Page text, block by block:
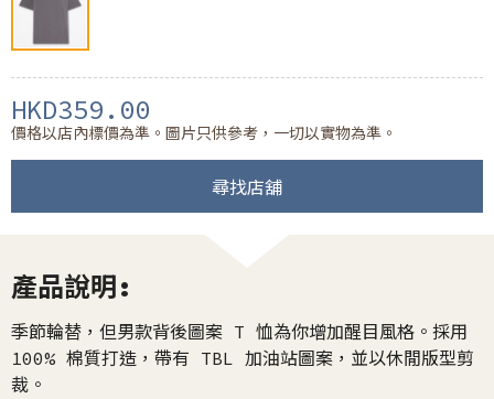
HKD359.00
價格以店內標價為準。圖片只供參考，一切以實物為準。
尋找店舖
產品說明:
季節輪替，但男款背後圖案 T 恤為你增加醒目風格。採用
100% 棉質打造，帶有 TBL 加油站圖案，並以休閒版型剪
裁。